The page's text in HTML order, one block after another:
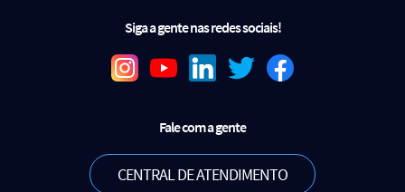
Siga a gente nas redes sociais!
Fale com a gente
CENTRAL DE ATENDIMENTO